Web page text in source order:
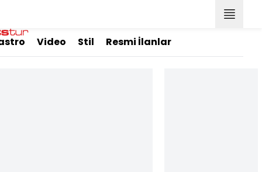
Video Stil Resmi İlanlar